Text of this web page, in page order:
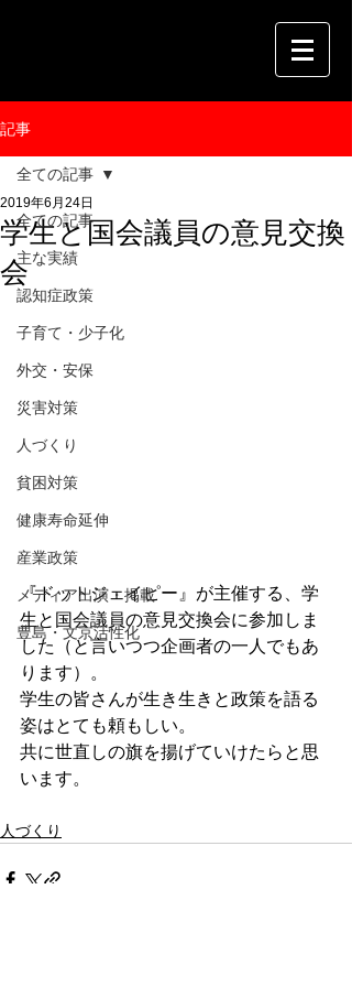
記事
全ての記事
主な実績
認知症政策
子育て・少子化
外交・安保
災害対策
人づくり
貧困対策
健康寿命延伸
産業政策
メディア出演・掲載
豊島・文京活性化
全ての記事
学生と国会議員の意見交換
会
2019年6月24日
『ドットジェイピー』が主催する、学
生と国会議員の意見交換会に参加しま
した（と言いつつ企画者の一人でもあ
ります）。
学生の皆さんが生き生きと政策を語る
姿はとても頼もしい。
共に世直しの旗を揚げていけたらと思
います。
人づくり